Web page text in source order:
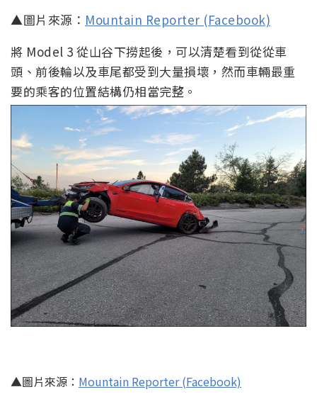
▲圖片來源： Mountain Reporter (Facebook)
將 Model 3 從山谷下撈起後，可以清楚看到從從車
頭、前後輪以及車尾都受到大量損壞，然而車輛最重
要的乘客的位置結構仍相當完整。
▲圖片來源： Mountain Reporter (Facebook)